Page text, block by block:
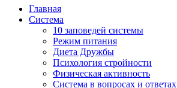
Главная
Система
10 заповедей системы
Режим питания
Диета Дружбы
Психология стройности
Физическая активность
Система в вопросах и ответах